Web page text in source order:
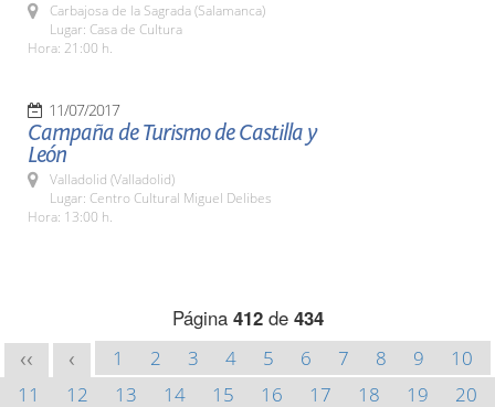
Carbajosa de la Sagrada (Salamanca)
Lugar: Casa de Cultura
Hora: 21:00 h.
11/07/2017
Campaña de Turismo de Castilla y
León
Valladolid (Valladolid)
Lugar: Centro Cultural Miguel Delibes
Hora: 13:00 h.
Página 412de 434
<< < 1 2 3 4 5 6 7 8 9
10
11
12 13 14 15 16 17 18 19
20